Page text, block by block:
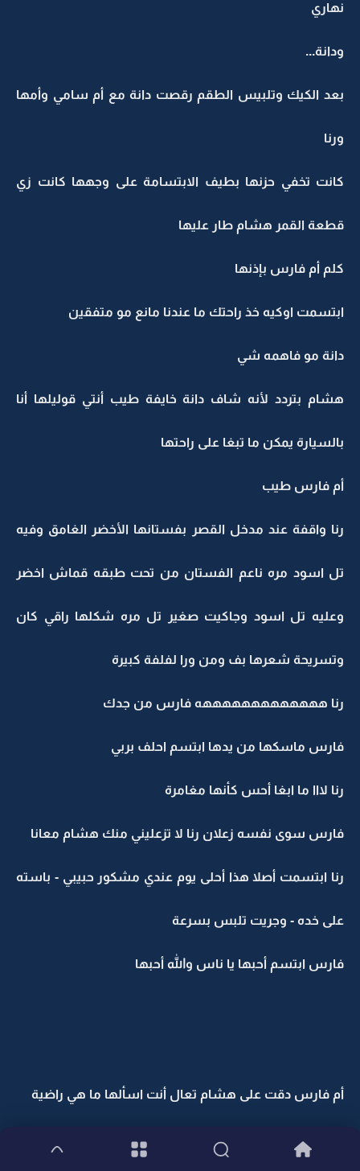
نهاري
ودانة...
بعد الكيك وتلبيس الطقم رقصت دانة مع أم سامي وأمها
ورنا
كانت تخفي حزنها بطيف الابتسامة على وجهها كانت زي
قطعة القمر هشام طار عليها
كلم أم فارس بإذنها
ابتسمت اوكيه خذ راحتك ما عندنا مانع مو متفقين
دانة مو فاهمه شي
هشام بتردد لأنه شاف دانة خايفة طيب أنتي قوليلها أنا
بالسيارة يمكن ما تبغا على راحتها
أم فارس طيب
رنا واقفة عند مدخل القصر بفستانها الأخضر الغامق وفيه
تل اسود مره ناعم الفستان من تحت طبقه قماش اخضر
وعليه تل اسود وجاكيت صغير تل مره شكلها راقي كان
وتسريحة شعرها بف ومن ورا لفلفة كبيرة
رنا هههههههههههههه فارس من جدك
فارس ماسكها من يدها ابتسم احلف بربي
رنا لااا ما ابغا أحس كأنها مغامرة
فارس سوى نفسه زعلان رنا لا تزعليني منك هشام معانا
رنا ابتسمت أصلا هذا أحلى يوم عندي مشكور حبيبي - باسته
على خده - وجريت تلبس بسرعة
فارس ابتسم أحبها يا ناس والله أحبها
أم فارس دقت على هشام تعال أنت اسألها ما هي راضية